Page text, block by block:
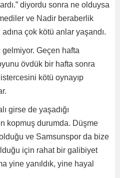
diyordu sonra ne olduysa
ve Nadir beraberlik
çok kötü anlar yaşandı.
Geçen hafta
övdük bir hafta sonra
kötü oynayıp
girse de yaşadığı
kopmuş durumda. Düşme
olduğu ve Samsunspor da bize
için rahat bir galibiyet
yine yanıldık, yine hayal